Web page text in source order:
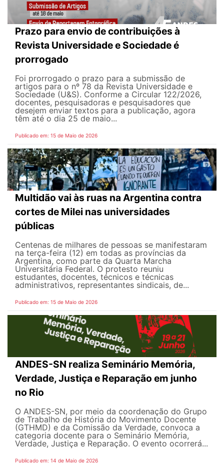
Prazo para envio de contribuições à
Revista Universidade e Sociedade é
prorrogado
Foi prorrogado o prazo para a submissão de
artigos para o nº 78 da Revista Universidade e
Sociedade (U&S). Conforme a Circular 122/2026,
docentes, pesquisadoras e pesquisadores que
desejem enviar textos para a publicação, agora
têm até o dia 25 de maio...
Publicado em: 15 de Maio de 2026
Multidão vai às ruas na Argentina contra
cortes de Milei nas universidades
públicas
Centenas de milhares de pessoas se manifestaram
na terça-feira (12) em todas as províncias da
Argentina, como parte da Quarta Marcha
Universitária Federal. O protesto reuniu
estudantes, docentes, técnicos e técnicas
administrativos, representantes sindicais, de...
Publicado em: 15 de Maio de 2026
ANDES-SN realiza Seminário Memória,
Verdade, Justiça e Reparação em junho
no Rio
O ANDES-SN, por meio da coordenação do Grupo
de Trabalho de História do Movimento Docente
(GTHMD) e da Comissão da Verdade, convoca a
categoria docente para o Seminário Memória,
Verdade, Justiça e Reparação. O evento ocorrerá...
Publicado em: 14 de Maio de 2026